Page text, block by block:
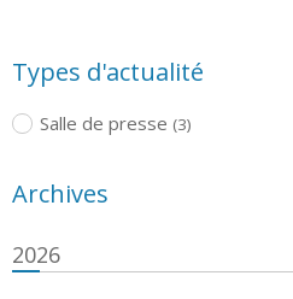
Types d'actualité
Salle de presse (3)
Archives
2026